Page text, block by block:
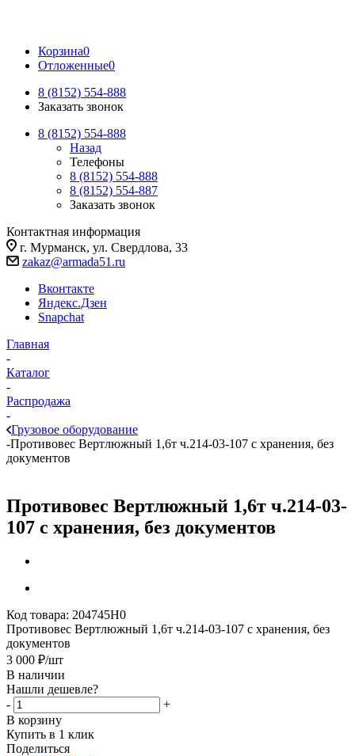
Корзина0
Отложенные0
8 (8152) 554-888
Заказать звонок
8 (8152) 554-888
Назад
Телефоны
8 (8152) 554-888
8 (8152) 554-887
Заказать звонок
Контактная информация
г. Мурманск, ул. Свердлова, 33
zakaz@armada51.ru
Вконтакте
Яндекс.Дзен
Snapchat
Главная
-
Каталог
-
Распродажа
-
Грузовое оборудование
-Противовес Вертлюжный 1,6т ч.214-03-107 с хранения, без
документов
Противовес Вертлюжный 1,6т ч.214-03-
107 с хранения, без документов
Код товара: 204745Н0
Противовес Вертлюжный 1,6т ч.214-03-107 с хранения, без
документов
3 000 ₽/шт
В наличии
Нашли дешевле?
-
+
В корзину
Купить в 1 клик
Поделиться